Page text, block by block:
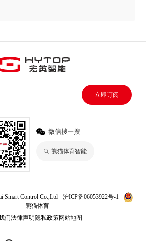
立即订阅
微信搜一搜
熊猫体育智能
Smart Control Co.,Ltd
沪ICP备06053922号-1
熊猫体育
们法律声明 隐私政策网站地图